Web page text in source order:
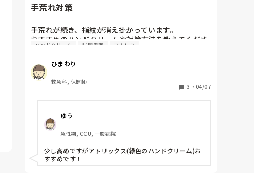
手荒れ対策
手荒れが続き、指紋が消え掛かっています。
おすすめのハンドクリームや対策方法を教えてくださ
い。
ハンドクリーム 訪問看護 ストレス
ひまわり
救急科, 保健師
3 ・ 04/07
ゆう
急性期, CCU, 一般病院
少し高めですがアトリックス(緑色のハンドクリーム)お
すすめです！